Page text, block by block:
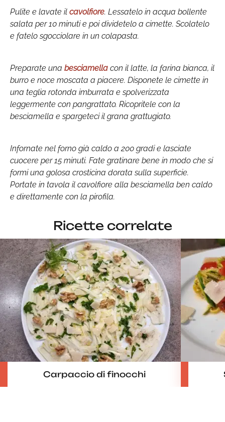
Pulite e lavate il cavolfiore. Lessatelo in acqua bollente
salata per 10 minuti e poi dividetelo a cimette. Scolatelo
e fatelo sgocciolare in un colapasta.
Preparate una besciamella con il latte, la farina bianca, il
burro e noce moscata a piacere. Disponete le cimette in
una teglia rotonda imburrata e spolverizzata
leggermente con pangrattato. Ricopritele con la
besciamella e spargeteci il grana grattugiato.
Infornate nel forno già caldo a 200 gradi e lasciate
cuocere per 15 minuti. Fate gratinare bene in modo che si
formi una golosa crosticina dorata sulla superficie.
Portate in tavola il cavolfiore alla besciamella ben caldo
e direttamente con la pirofila.
Ricette correlate
Carpaccio di finocchi